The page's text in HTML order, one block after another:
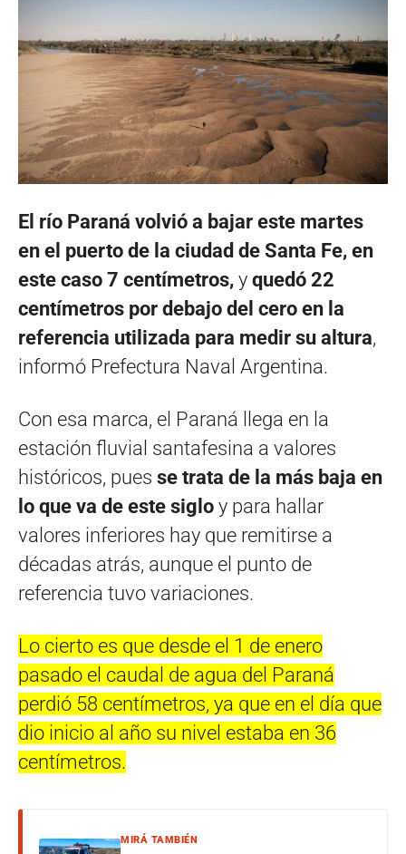
El río Paraná volvió a bajar este martes
en el puerto de la ciudad de Santa Fe, en
este caso 7 centímetros, y quedó 22
centímetros por debajo del cero en la
referencia utilizada para medir su altura,
informó Prefectura Naval Argentina.
Con esa marca, el Paraná llega en la
estación fluvial santafesina a valores
históricos, pues se trata de la más baja en
lo que va de este siglo y para hallar
valores inferiores hay que remitirse a
décadas atrás, aunque el punto de
referencia tuvo variaciones.
Lo cierto es que desde el 1 de enero
pasado el caudal de agua del Paraná
perdió 58 centímetros, ya que en el día que
dio inicio al año su nivel estaba en 36
centímetros.
MIRÁ TAMBIÉN